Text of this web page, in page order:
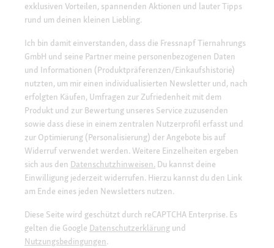
exklusiven Vorteilen, spannenden Aktionen und lauter Tipps
rund um deinen kleinen Liebling.
Ich bin damit einverstanden, dass die Fressnapf Tiernahrungs
GmbH und seine Partner meine personenbezogenen Daten
und Informationen (Produktpräferenzen/Einkaufshistorie)
nutzten, um mir einen individualisierten Newsletter und, nach
erfolgten Käufen, Umfragen zur Zufriedenheit mit dem
Produkt und zur Bewertung unseres Service zuzusenden
sowie dass diese in einem zentralen Nutzerprofil erfasst und
zur Optimierung (Personalisierung) der Angebote bis auf
Widerruf verwendet werden. Weitere Einzelheiten ergeben
sich aus den Datenschutzhinweisen. Du kannst deine
Einwilligung jederzeit widerrufen. Hierzu kannst du den Link
am Ende eines jeden Newsletters nutzen.
Diese Seite wird geschützt durch reCAPTCHA Enterprise. Es
gelten die Google Datenschutzerklärung und
Nutzungsbedingungen.